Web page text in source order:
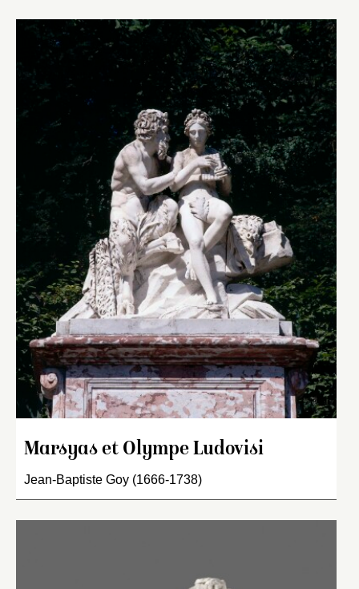
Marsyas et Olympe Ludovisi
Jean-Baptiste Goy (1666-1738)